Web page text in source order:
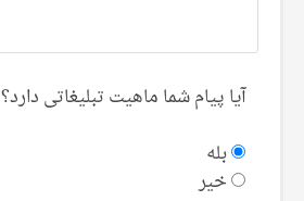
آیا پیام شما ماهیت تبلیغاتی دارد؟
بله
خیر